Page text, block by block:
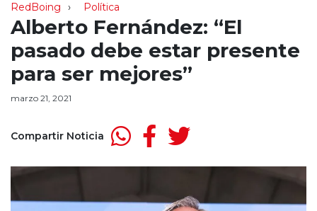
RedBoing Política
Alberto Fernández: “El
pasado debe estar presente
para ser mejores”
marzo 21, 2021
Compartir Noticia